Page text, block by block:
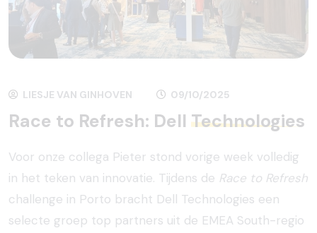
LIESJE VAN GINHOVEN 09/10/2025
Race to Refresh: Dell Technologies
Voor onze collega Pieter stond vorige week volledig
in het teken van innovatie. Tijdens de Race to Refresh
challenge in Porto bracht Dell Technologies een
selecte groep top partners uit de EMEA South-regio